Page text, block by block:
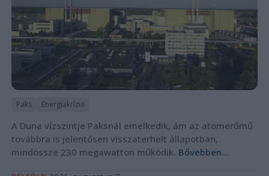
Paks Energiakrízis
A Duna vízszintje Paksnál emelkedik, ám az atomerőmű
továbbra is jelentősen visszaterhelt állapotban,
mindössze 230 megawatton működik. Bővebben...